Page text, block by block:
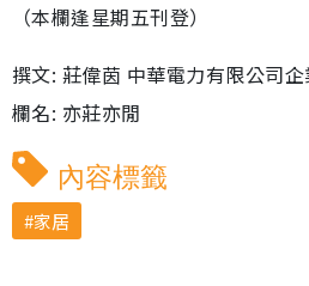
（本欄逢星期五刊登）
撰文: 莊偉茵 中華電力有限公司
欄名: 亦莊亦閒
內容標籤
家居